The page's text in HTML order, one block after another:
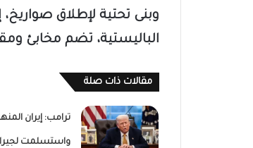
وبنى تحتية لإطلاق
الباليستية، تضم مخابئ
مقالات ذات صلة
ترامب: إيران
واستسلمت